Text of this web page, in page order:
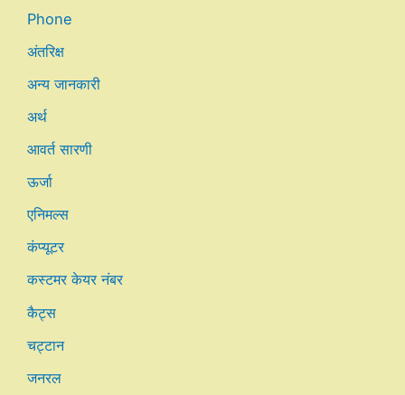
Phone
अंतरिक्ष
अन्य जानकारी
अर्थ
आवर्त सारणी
ऊर्जा
एनिमल्स
कंप्यूटर
कस्टमर केयर नंबर
कैट्स
चट्टान
जनरल